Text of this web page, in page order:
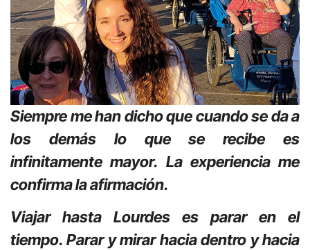
Siempre me han dicho que cuando se da a
los demás lo que se recibe es
infinitamente mayor. La experiencia me
confirma la afirmación.
Viajar hasta Lourdes es parar en el
tiempo. Parar y mirar hacia dentro y hacia